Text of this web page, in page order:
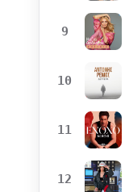
9
10
11
12